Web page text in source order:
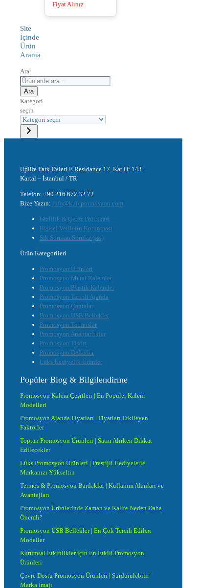
Fiyat Alınız
Site
İçinde
Ürün
Arama
Ara:
Ara
Kategori
seçin
Uplife Park Evleri E Residance 17. Kat D: 143
Kartal – İstanbul / TR
Telefon: +90 216 672 32 72
Bize Yazın: info@kulepromosyon.com
Gizlilik & Çerez Politikası
Kişisel Verilerin Korunması
Sık Sorulan Sorular (sss)
Ürün Kategorileri
Promosyon Ürünleri
Promosyon Metal Kalemler
Promosyon Plastik Kalemler
Promosyon Tarihli Ajanda
Promosyon Çantalar
Promosyon USB Bellekler
Promosyon Termoslar
Promosyon Anahtarlıklar
Promosyon Tişört
Promosyon Defterler
Lüks Hediyelik Ürünler
Popüler Blog & Bilgilendirme
Promosyon Kalem Çeşitleri | En Popüler Kalem
Modelleri
Promosyon Ajanda Fiyatları | Fiyatları Etkileyen
Faktörler
Toptan Promosyon Ürünleri | Satın Alırken Dikkat
Edilecekler
Lüks Promosyon Ürünleri | Prestijli Hediyelerle
Markanızı Yükseltin
Termos & Promosyon Bardaklar | Kullanım Alanları ve
Avantajları
Promosyon Ürünlerinde Zaman ve Kalite Neden Daha
Önemli?
Promosyon USB Bellekler | En Çok Tercih Edilen
Modeller
Kurumsal Etkinlikler için En Etkili Promosyon
Ürünleri
Çevre Dostu Promosyon Ürünleri | Sürdürülebilir
Marka İmajı